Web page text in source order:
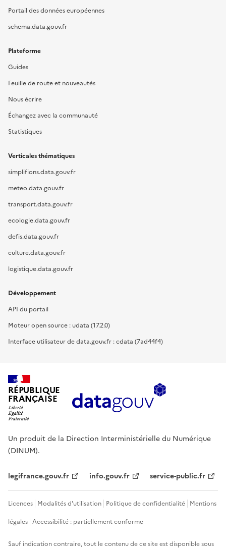
Portail des données européennes
schema.data.gouv.fr
Plateforme
Guides
Feuille de route et nouveautés
Nous écrire
Échangez avec la communauté
Statistiques
Verticales thématiques
simplifions.data.gouv.fr
meteo.data.gouv.fr
transport.data.gouv.fr
ecologie.data.gouv.fr
defis.data.gouv.fr
culture.data.gouv.fr
logistique.data.gouv.fr
Développement
API du portail
Moteur open source : udata (17.2.0)
Interface utilisateur de data.gouv.fr : cdata (7ad44f4)
RÉPUBLIQUE
FRANÇAISE
Un produit de la Direction Interministérielle du Numérique
(DINUM).
legifrance.gouv.fr info.gouv.fr service-public.fr
Licences Modalités d'utilisation Politique de confidentialité Mentions
légales Accessibilité : partiellement conforme
Sauf indication contraire, tout le contenu de ce site est disponible sous